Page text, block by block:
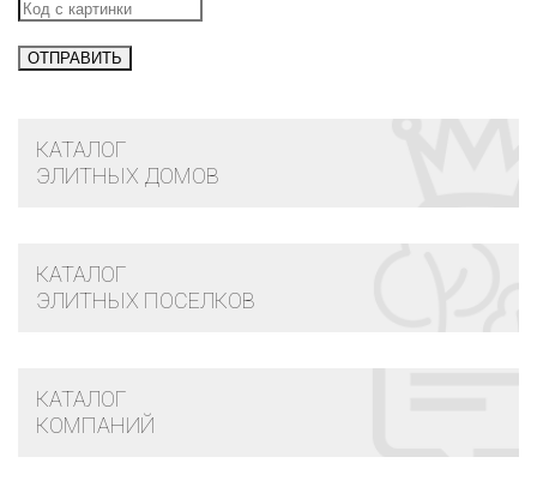
КАТАЛОГ
ЭЛИТНЫХ ДОМОВ
КАТАЛОГ
ЭЛИТНЫХ ПОСЕЛКОВ
КАТАЛОГ
КОМПАНИЙ